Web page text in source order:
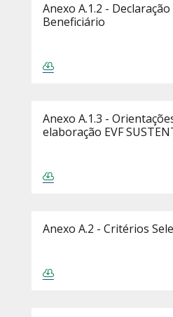
Anexo A.1.2 -
Beneficiário
Anexo A.1.3 -
elaboração EVF
Anexo A.2 - Critérios